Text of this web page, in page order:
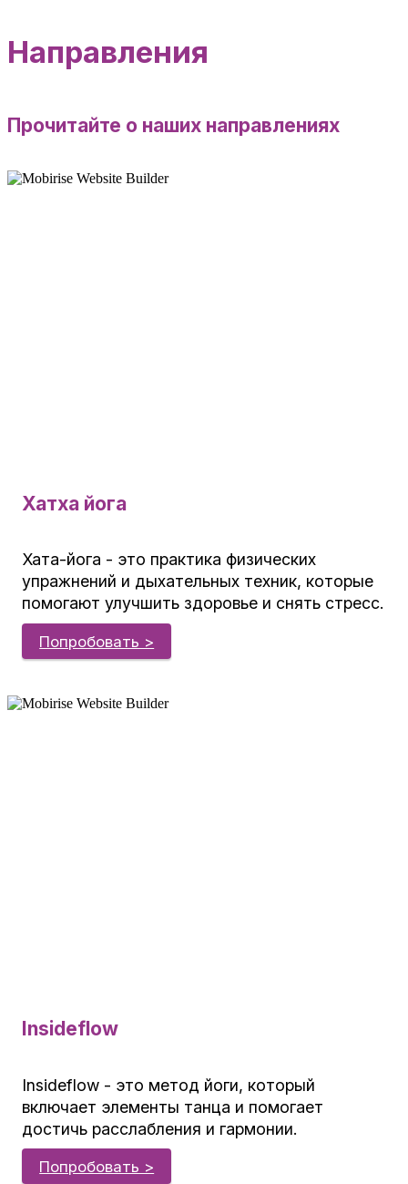
Направления
Прочитайте о наших направлениях
Хатха йога
Хата-йога - это практика физических
упражнений и дыхательных техник, которые
помогают улучшить здоровье и снять стресс.
Попробовать >
Insideflow
Insideflow - это метод йоги, который
включает элементы танца и помогает
достичь расслабления и гармонии.
Попробовать >